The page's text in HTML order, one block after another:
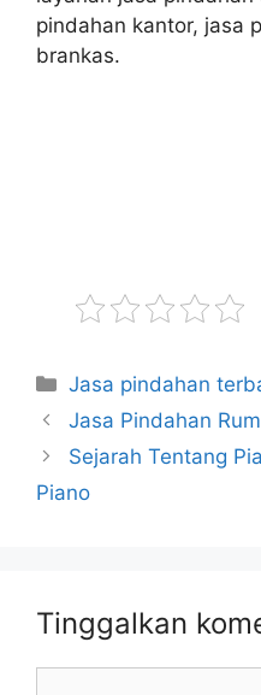
pindahan kantor, jasa
brankas.
Jasa pindahan
Jasa Pindahan
Sejarah Tentang
Piano
Tinggalkan